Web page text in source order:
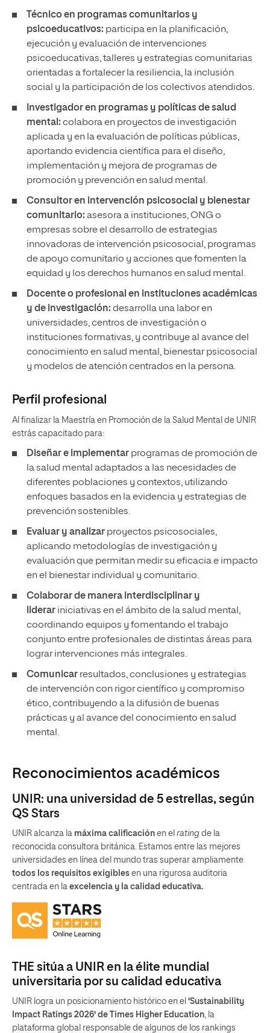
Técnico en programas comunitarios y
psicoeducativos: participa en la planificación,
ejecución y evaluación de intervenciones
psicoeducativas, talleres y estrategias comunitarias
orientadas a fortalecer la resiliencia, la inclusión
social y la participación de los colectivos atendidos.
Investigador en programas y políticas de salud
mental: colabora en proyectos de investigación
aplicada y en la evaluación de políticas públicas,
aportando evidencia científica para el diseño,
implementación y mejora de programas de
promoción y prevención en salud mental.
Consultor en intervención psicosocial y bienestar
comunitario: asesora a instituciones, ONG o
empresas sobre el desarrollo de estrategias
innovadoras de intervención psicosocial, programas
de apoyo comunitario y acciones que fomenten la
equidad y los derechos humanos en salud mental.
Docente o profesional en instituciones académicas
y de investigación: desarrolla una labor en
universidades, centros de investigación o
instituciones formativas, y contribuye al avance del
conocimiento en salud mental, bienestar psicosocial
y modelos de atención centrados en la persona.
Perfil profesional
Al finalizar la Maestría en Promoción de la Salud Mental de UNIR
estrás capacitado para:
Diseñar e implementar programas de promoción de
la salud mental adaptados a las necesidades de
diferentes poblaciones y contextos, utilizando
enfoques basados en la evidencia y estrategias de
prevención sostenibles.
Evaluar y analizar proyectos psicosociales,
aplicando metodologías de investigación y
evaluación que permitan medir su eficacia e impacto
en el bienestar individual y comunitario.
Colaborar de manera interdisciplinar y
liderar iniciativas en el ámbito de la salud mental,
coordinando equipos y fomentando el trabajo
conjunto entre profesionales de distintas áreas para
lograr intervenciones más integrales.
Comunicar resultados, conclusiones y estrategias
de intervención con rigor científico y compromiso
ético, contribuyendo a la difusión de buenas
prácticas y al avance del conocimiento en salud
mental.
Reconocimientos académicos
UNIR: una universidad de 5 estrellas, según
QS Stars
UNIR alcanza la máxima calificación en el rating de la
reconocida consultora británica. Estamos entre las mejores
universidades en línea del mundo tras superar ampliamente
todos los requisitos exigibles en una rigurosa auditoria
centrada en la excelencia y la calidad educativa.
THE sitúa a UNIR en la élite mundial
universitaria por su calidad educativa
UNIR logra un posicionamiento histórico en el ‘Sustainability
Impact Ratings 2026’ de Times Higher Education , la
plataforma global responsable de algunos de los rankings